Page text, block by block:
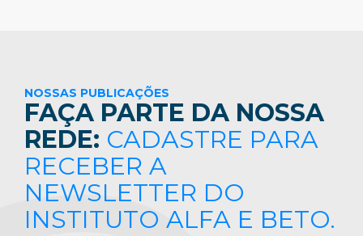
NOSSAS PUBLICAÇÕES
FAÇA PARTE DA NOSSA
REDE: CADASTRE PARA
RECEBER A
NEWSLETTER DO
INSTITUTO ALFA E BETO.